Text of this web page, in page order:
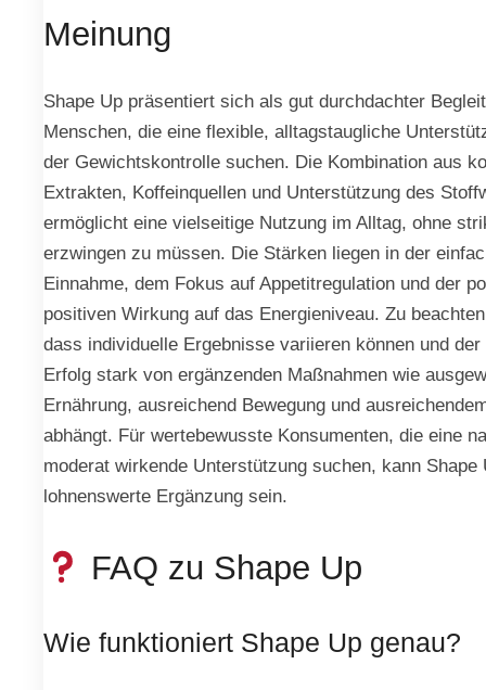
Meinung
Shape Up präsentiert sich als gut durchdachter
Menschen, die eine flexible, alltagstaugliche
der Gewichtskontrolle suchen. Die Kombination aus
Extrakten, Koffeinquellen und Unterstützung des
ermöglicht eine vielseitige Nutzung im Alltag, ohne
erzwingen zu müssen. Die Stärken liegen in der
Einnahme, dem Fokus auf Appetitregulation und der
positiven Wirkung auf das Energieniveau. Zu
dass individuelle Ergebnisse variieren können und
Erfolg stark von ergänzenden Maßnahmen wie
Ernährung, ausreichend Bewegung und
abhängt. Für wertebewusste Konsumenten, die eine
moderat wirkende Unterstützung suchen, kann Shape
lohnenswerte Ergänzung sein.
FAQ zu Shape Up
Wie funktioniert Shape Up genau?